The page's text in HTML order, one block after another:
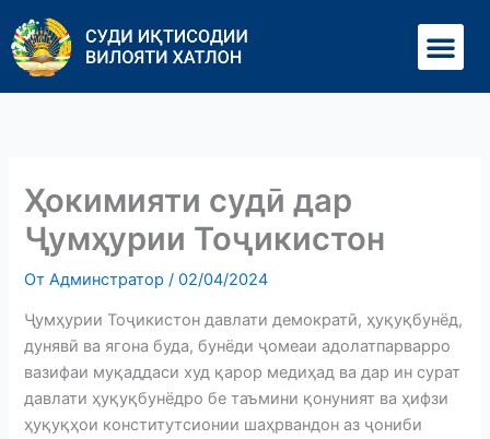
содержимому
Ҳокимияти судӣ дар
Ҷумҳурии Тоҷикистон
ОтАдминстратор/02/04/2024
Ҷумҳурии Тоҷикистон давлати демократӣ, ҳуқуқбунёд,
дунявӣ ва ягона буда, бунёди ҷомеаи адолатпарварро
вазифаи муқаддаси худ қарор медиҳад ва дар ин сурат
давлати ҳуқуқбунёдро бе таъмини қонуният ва ҳифзи
ҳуқуқҳои конститутсионии шаҳрвандон аз ҷониби